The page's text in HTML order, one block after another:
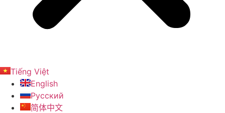
Tiếng Việt
English
Русский
简体中文